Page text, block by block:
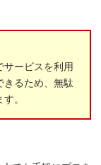
サービスを利用
きるため、無駄
。